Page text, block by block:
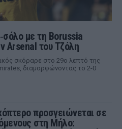
με τη Borussia
Arsenal του Τζόλη
σκόραρε στο 29ο λεπτό της
διαμορφώνοντας το 2-0
προσγειώνεται σε
στη Μήλο: